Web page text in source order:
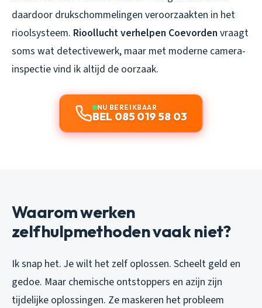
daardoor drukschommelingen veroorzaakten in het
rioolsysteem. Rioollucht verhelpen Coevorden vraagt
soms wat detectivewerk, maar met moderne camera-
inspectie vind ik altijd de oorzaak.
NU BEREIKBAAR
BEL 085 019 58 03
Waarom werken
zelfhulpmethoden vaak niet?
Ik snap het. Je wilt het zelf oplossen. Scheelt geld en
gedoe. Maar chemische ontstoppers en azijn zijn
tijdelijke oplossingen. Ze maskeren het probleem